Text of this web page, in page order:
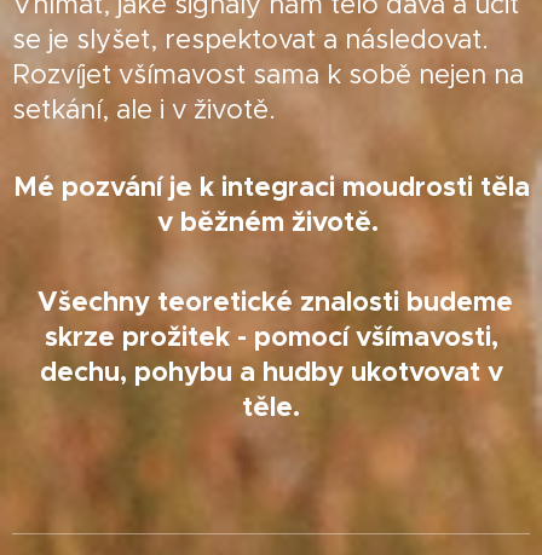
se je slyšet, respektovat a následovat.
Rozvíjet všímavost sama k sobě nejen na
setkání, ale i v životě.
Mé pozvání je k integraci moudrosti těla
v běžném životě.
Všechny teoretické znalosti budeme
skrze prožitek - pomocí všímavosti,
dechu, pohybu a hudby ukotvovat v
těle.